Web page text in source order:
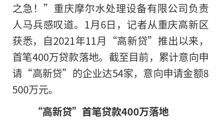
之急！”重庆摩尔水处理设备有限公司负责
人马兵感叹道。1月6日，记者从重庆高新区
获悉，自2021年11月“高新贷”推出以来，
首笔400万贷款落地。截至目前，累计意向申
请“高新贷”的企业达54家，意向申请金额8
500万元。
“高新贷”首笔贷款400万落地